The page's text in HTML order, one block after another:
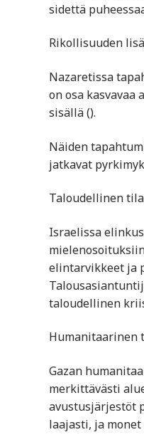
sidettä
Rikollisuuden
Nazaretissa
on osa
sisällä​ ()​.
Näiden
jatkavat
Taloudellinen
Israelissa
elintarvikkeet ja
taloudellinen
Humanitaarinen
Gazan
merkittävästi
avustusjärjestöt
laajasti, ja